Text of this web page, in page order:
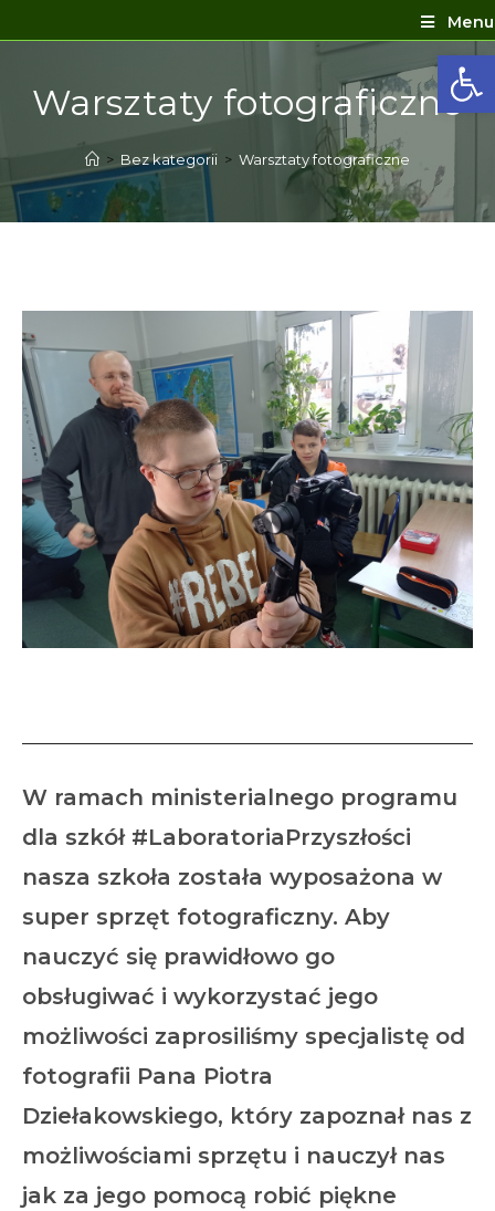
Menu
Warsztaty fotograficzne
> Bez kategorii > Warsztaty fotograficzne
W ramach ministerialnego programu
dla szkół #LaboratoriaPrzyszłości
nasza szkoła została wyposażona w
super sprzęt fotograficzny. Aby
nauczyć się prawidłowo go
obsługiwać i wykorzystać jego
możliwości zaprosiliśmy specjalistę od
fotografii Pana Piotra
Dziełakowskiego, który zapoznał nas z
możliwościami sprzętu i nauczył nas
jak za jego pomocą robić piękne